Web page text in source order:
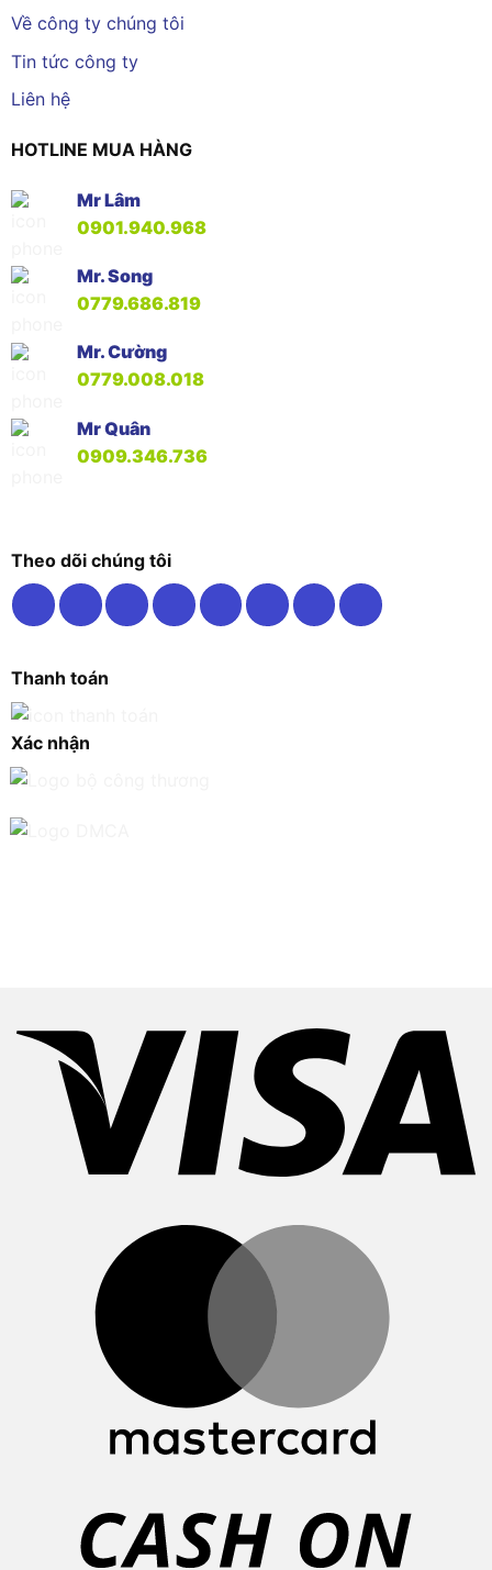
Về công ty chúng tôi
Tin tức công ty
Liên hệ
HOTLINE MUA HÀNG
Mr Lâm
0901.940.968
Mr. Song
0779.686.819
Mr. Cường
0779.008.018
Mr Quân
0909.346.736
Theo dõi chúng tôi
Thanh toán
Xác nhận